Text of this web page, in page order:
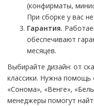
(конфирматы,
При сборке у вас
Гарантия.
обеспечивают
месяцев.
Выбирайте дизайн: от
классики. Нужна
«Сонома», «Венге»,
менеджеры помогут